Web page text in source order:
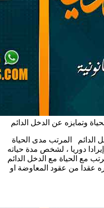
وتمايزه عن الدخل الدائم
الدائم المرتب مدى الحياة
دوريا ، لشخص مدة حياته
مع الحياة مع الدخل الدائم
عقدا من عقود المعاوضة او